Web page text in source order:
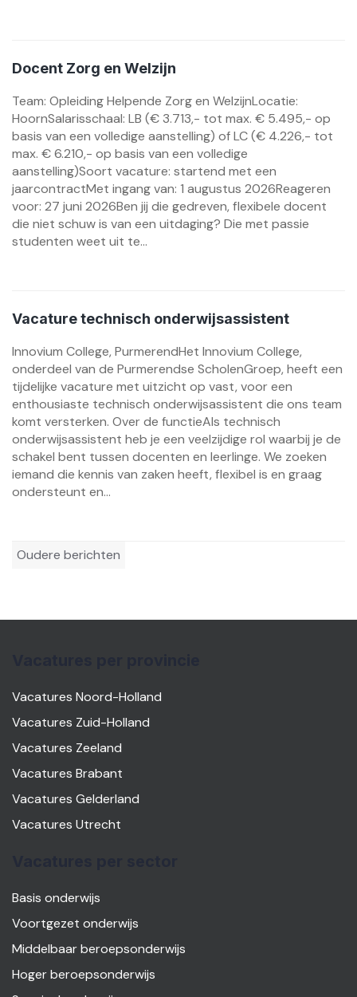
Docent Zorg en Welzijn
Team: Opleiding Helpende Zorg en WelzijnLocatie:
HoornSalarisschaal: LB (€ 3.713,- tot max. € 5.495,- op
basis van een volledige aanstelling) of LC (€ 4.226,- tot
max. € 6.210,- op basis van een volledige
aanstelling)Soort vacature: startend met een
jaarcontractMet ingang van: 1 augustus 2026Reageren
voor: 27 juni 2026Ben jij die gedreven, flexibele docent
die niet schuw is van een uitdaging? Die met passie
studenten weet uit te...
Vacature technisch onderwijsassistent
Innovium College, PurmerendHet Innovium College,
onderdeel van de Purmerendse ScholenGroep, heeft een
tijdelijke vacature met uitzicht op vast, voor een
enthousiaste technisch onderwijsassistent die ons team
komt versterken. Over de functieAls technisch
onderwijsassistent heb je een veelzijdige rol waarbij je de
schakel bent tussen docenten en leerlinge. We zoeken
iemand die kennis van zaken heeft, flexibel is en graag
ondersteunt en...
Berichtennavigatie
Oudere berichten
Vacatures Noord-Holland
Vacatures Zuid-Holland
Vacatures Zeeland
Vacatures Brabant
Vacatures Gelderland
Vacatures Utrecht
Basis onderwijs
Voortgezet onderwijs
Middelbaar beroepsonderwijs
Hoger beroepsonderwijs